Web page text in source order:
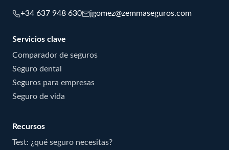
+34 637 948 630 jgomez@zemmaseguros.com
Servicios clave
Comparador de seguros
Seguro dental
Seguros para empresas
Seguro de vida
Recursos
Test: ¿qué seguro necesitas?